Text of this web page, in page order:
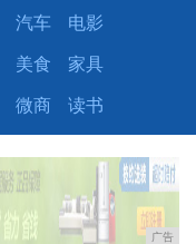
汽车 电影
美食 家具
微商 读书
广告